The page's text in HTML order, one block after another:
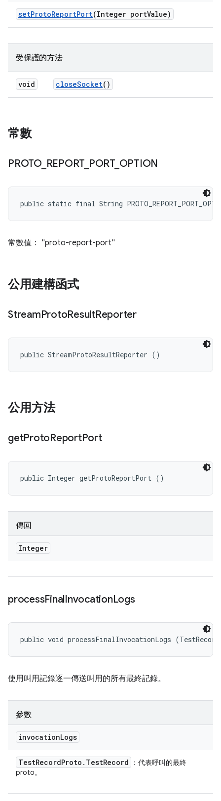
setProtoReportPort(Integer portValue)
受保護的方法
void closeSocket()
常數
PROTO_ REPORT_ PORT_ OPTION
public static final String
常數值： "proto-report-port"
公用建構函式
StreamProtoResultReporter
public StreamProtoResultReporter ()
公用方法
getProtoReportPort
public Integer getProtoReportPort ()
傳回
Integer
processFinalInvocationLogs
public void processFinalInvocationLogs
使用叫用記錄逐一傳送叫用的所有最終記錄。
參數
invocationLogs
TestRecordProto . TestRecord
：代表呼叫的最終
proto。